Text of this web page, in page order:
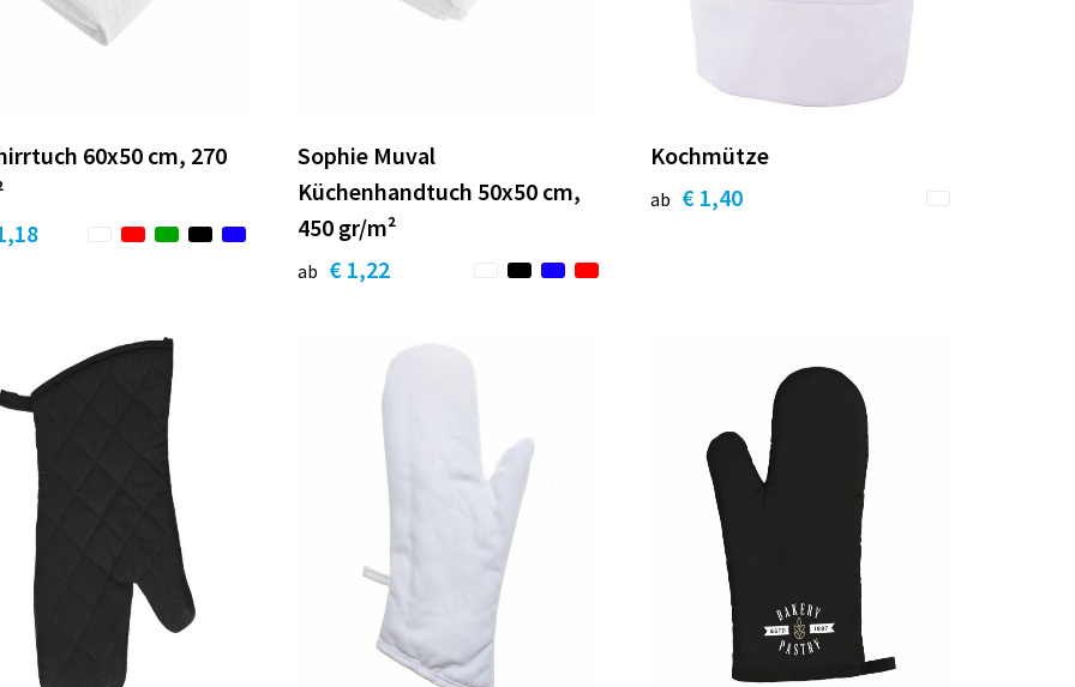
60x50 cm, 270
Sophie Muval
Küchenhandtuch 50x50 cm,
450 gr/m²
ab € 1,22
Kochmütze
ab € 1,40